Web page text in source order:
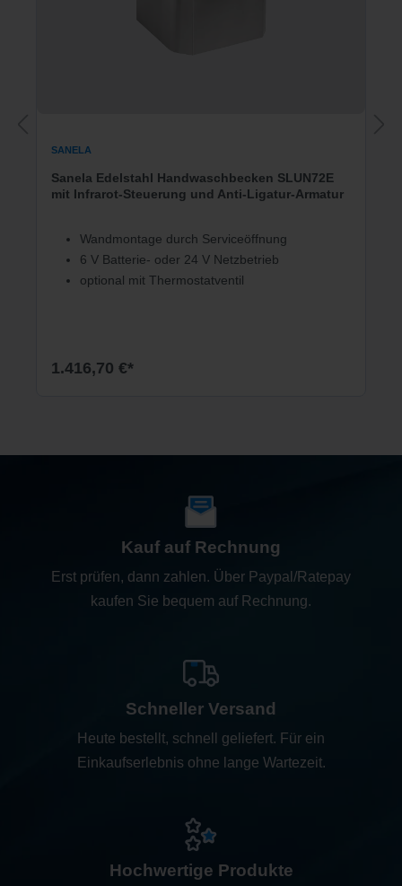
SANELA
Sanela Edelstahl Handwaschbecken SLUN72E
mit Infrarot-Steuerung und Anti-Ligatur-Armatur
Wandmontage durch Serviceöffnung
6 V Batterie- oder 24 V Netzbetrieb
optional mit Thermostatventil
1.416,70 €*
Kauf auf Rechnung
Erst prüfen, dann zahlen. Über Paypal/Ratepay
kaufen Sie bequem auf Rechnung.
Schneller Versand
Heute bestellt, schnell geliefert. Für ein
Einkaufserlebnis ohne lange Wartezeit.
Hochwertige Produkte